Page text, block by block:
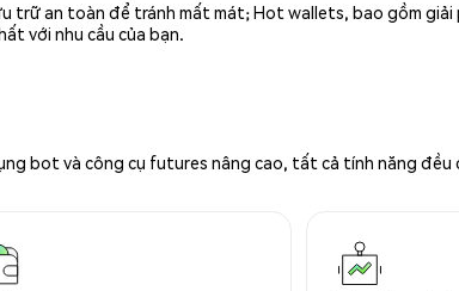
trữ an toàn để tránh mất mát; Hot wallets, bao gồm
với nhu cầu của bạn.
bot và công cụ futures nâng cao, tất cả tính năng